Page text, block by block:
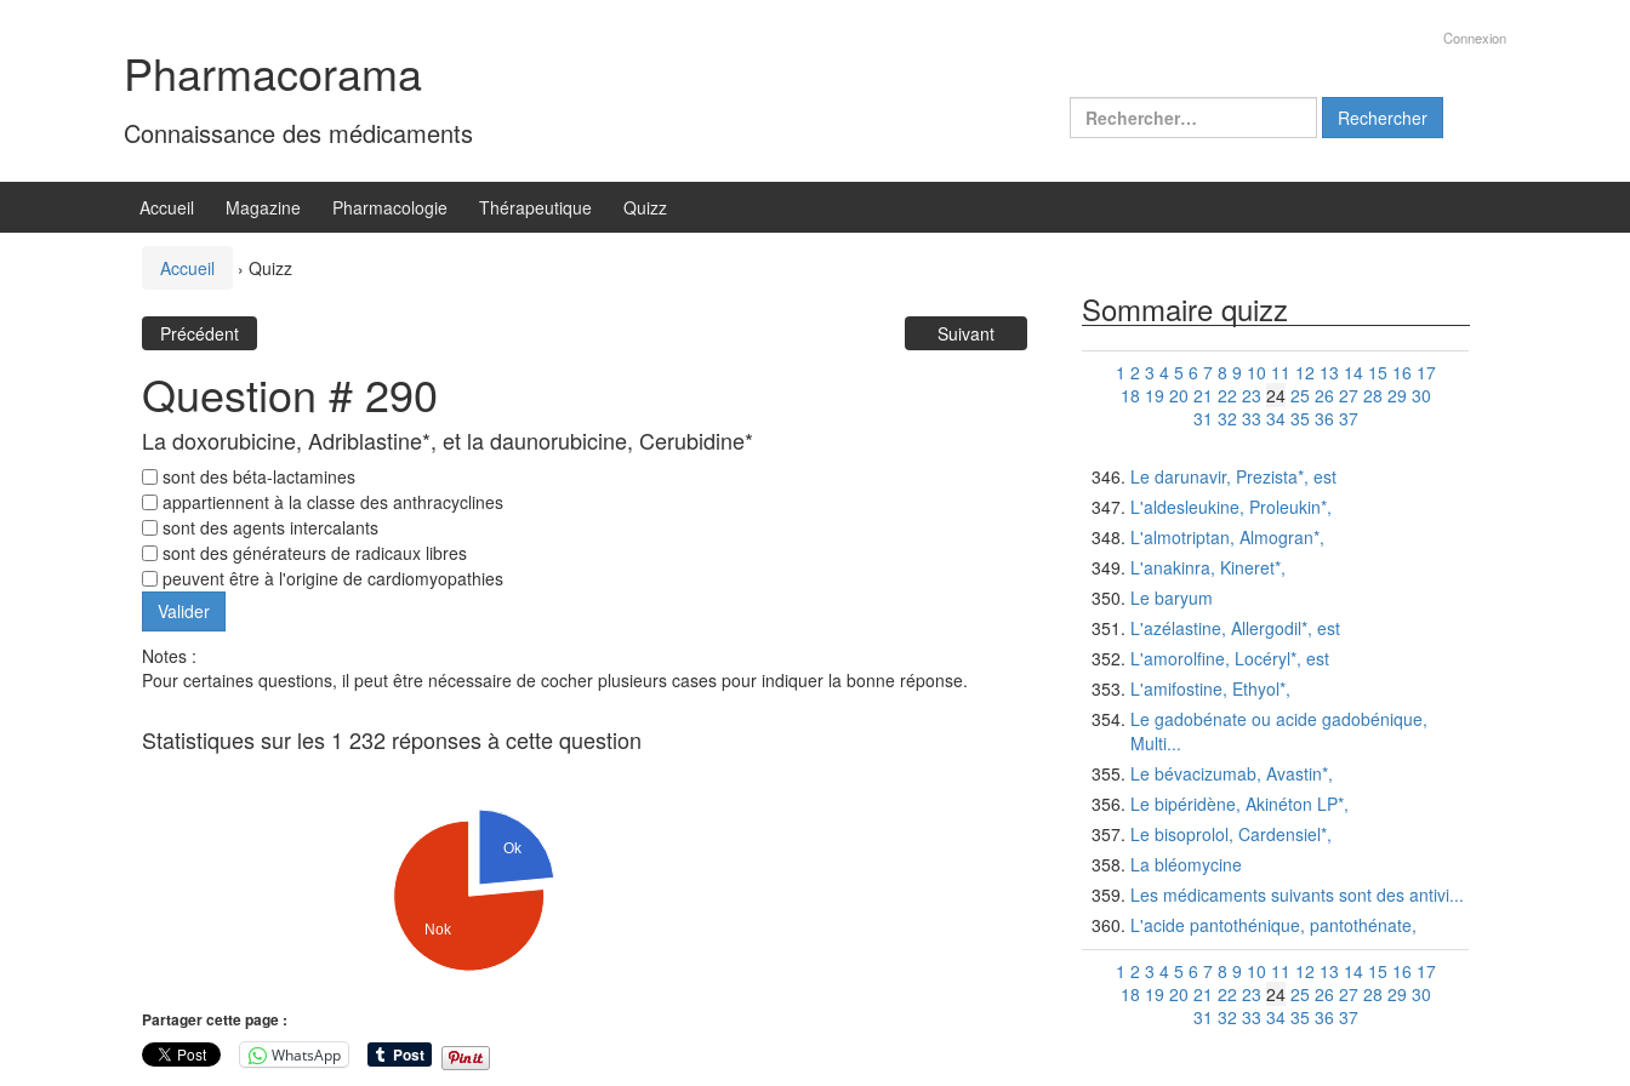
Pharmacorama
Connaissance des médicaments
Connexion
Rechercher :
Accueil Magazine Pharmacologie Thérapeutique Quizz
Accueil › Quizz
Précédent Suivant
Question # 290
La doxorubicine, Adriblastine*, et la daunorubicine, Cerubidine*
sont des béta-lactamines
appartiennent à la classe des anthracyclines
sont des agents intercalants
sont des générateurs de radicaux libres
peuvent être à l'origine de cardiomyopathies
Notes :
Pour certaines questions, il peut être nécessaire de cocher plusieurs cases pour indiquer la bonne réponse.
Statistiques sur les 1 232 réponses à cette question
Ok
Nok
Partager cette page :
WhatsApp
Sommaire quizz
1 2 3 4 5 6 7 8 9 10 11 12 13 14 15 16 17
18 19 20 21 22 23 24 25 26 27 28 29 30
31 32 33 34 35 36 37
Le darunavir, Prezista*, est
L'aldesleukine, Proleukin*,
L'almotriptan, Almogran*,
L'anakinra, Kineret*,
Le baryum
L'azélastine, Allergodil*, est
L'amorolfine, Locéryl*, est
L'amifostine, Ethyol*,
Le gadobénate ou acide gadobénique,
Multi...
Le bévacizumab, Avastin*,
Le bipéridène, Akinéton LP*,
Le bisoprolol, Cardensiel*,
La bléomycine
Les médicaments suivants sont des antivi...
L'acide pantothénique, pantothénate,
1 2 3 4 5 6 7 8 9 10 11 12 13 14 15 16 17
18 19 20 21 22 23 24 25 26 27 28 29 30
31 32 33 34 35 36 37